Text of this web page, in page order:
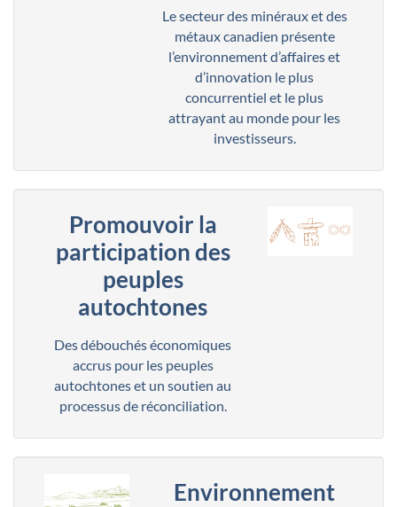
Le secteur des minéraux et des
métaux canadien présente
l’environnement d’affaires et
d’innovation le plus
concurrentiel et le plus
attrayant au monde pour les
investisseurs.
Promouvoir la
participation des
peuples
autochtones
Des débouchés économiques
accrus pour les peuples
autochtones et un soutien au
processus de réconciliation.
Environnement